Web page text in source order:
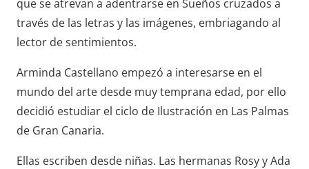
que se atrevan a adentrarse en Sueños cruzados a
través de las letras y las imágenes, embriagando al
lector de sentimientos.
Arminda Castellano empezó a interesarse en el
mundo del arte desde muy temprana edad, por ello
decidió estudiar el ciclo de Ilustración en Las Palmas
de Gran Canaria.
Ellas escriben desde niñas. Las hermanas Rosy y Ada